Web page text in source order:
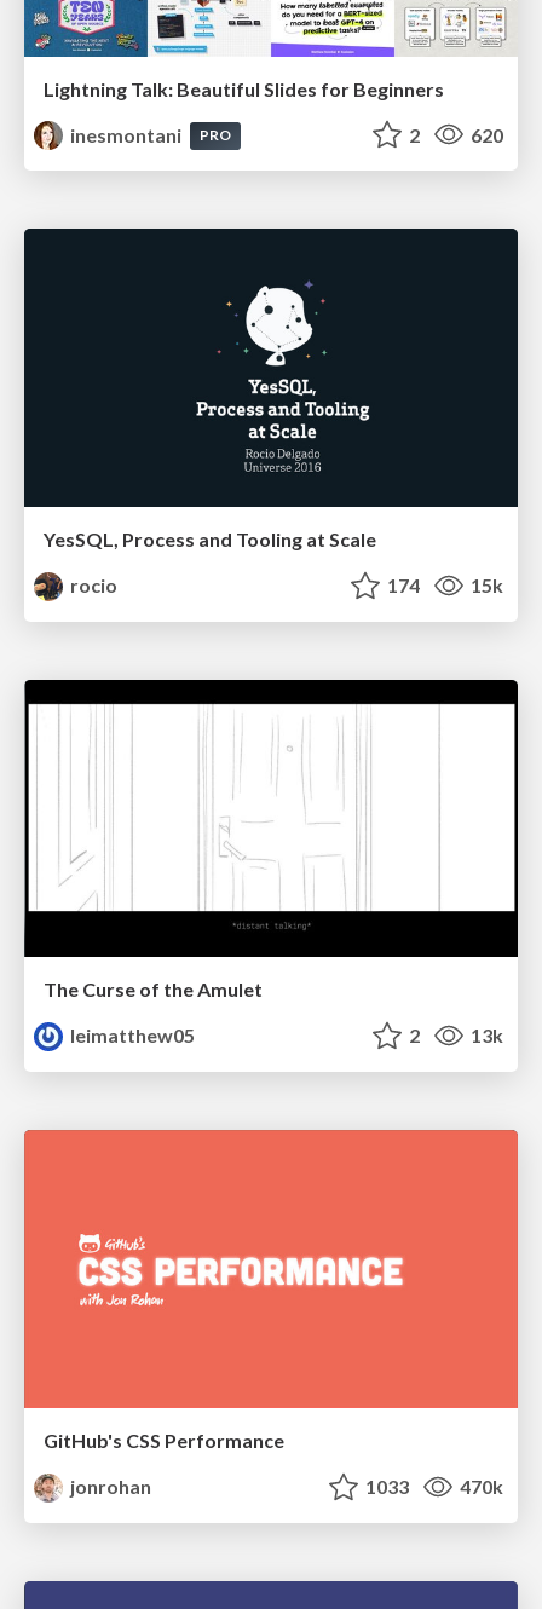
Lightning Talk: Beautiful Slides for Beginners
inesmontani
PRO 2 620
YesSQL, Process and Tooling at Scale
rocio
174 15k
The Curse of the Amulet
leimatthew05
2 13k
GitHub's CSS Performance
jonrohan
1033 470k